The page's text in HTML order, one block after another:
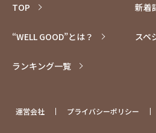
TOP 新着
“WELL GOOD”とは？ スペ
ランキング一覧
運営会社 プライバシーポリシー